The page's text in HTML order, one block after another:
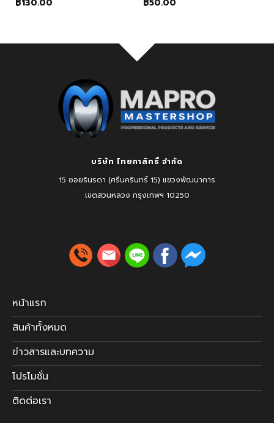
฿130.00
฿50.00
บริษัท ไทยภาสิทธิ์ จำกัด
15 ซอยรินรดา (ศรีนครินทร์ 15) แขวงพัฒนาการ
เขตสวนหลวง กรุงเทพฯ 10250
หน้าแรก
สินค้าทั้งหมด
ข่าวสารและบทความ
โปรโมชั่น
ติดต่อเรา